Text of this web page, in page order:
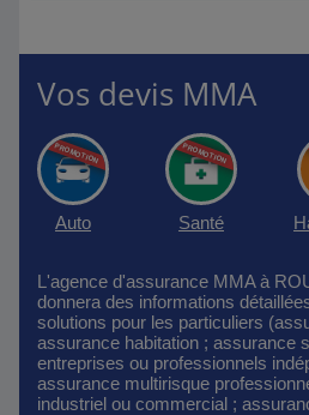
Vos devis MMA
Auto Santé
L'agence d'assurance MMA à
donnera des informations
solutions pour les particuliers
assurance habitation ; assurance
entreprises ou professionnels
assurance multirisque
industriel ou commercial ;